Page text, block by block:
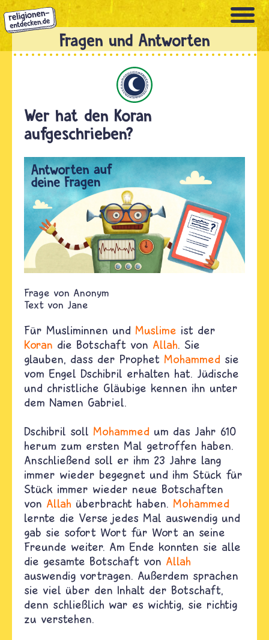
Direkt
zum
Inhalt
Wer hat den Koran
aufgeschrieben?
Anonym
Text von Jane
Für Musliminnen und Muslime ist der
Koran die Botschaft von Allah. Sie
glauben, dass der Prophet Mohammed sie
vom Engel Dschibril erhalten hat. Jüdische
und christliche Gläubige kennen ihn unter
dem Namen Gabriel.
Dschibril soll Mohammed um das Jahr 610
herum zum ersten Mal getroffen haben.
Anschließend soll er ihm 23 Jahre lang
immer wieder begegnet und ihm Stück für
Stück immer wieder neue Botschaften
von Allah überbracht haben. Mohammed
lernte die Verse jedes Mal auswendig und
gab sie sofort Wort für Wort an seine
Freunde weiter. Am Ende konnten sie alle
die gesamte Botschaft von Allah
auswendig vortragen. Außerdem sprachen
sie viel über den Inhalt der Botschaft,
denn schließlich war es wichtig, sie richtig
zu verstehen.